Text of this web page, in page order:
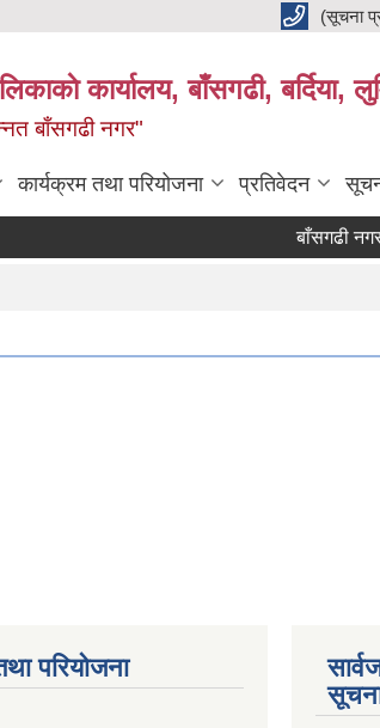
(सूचना
कार्यालय, बाँसगढी, बर्दिया,
बाँसगढी नगर"
कार्यक्रम तथा परियोजना प्रतिवेदन
बाँसगढी
परियोजना